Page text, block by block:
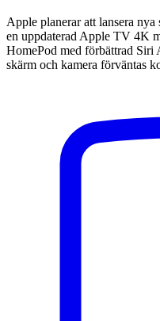
Apple planerar att lansera
en uppdaterad Apple TV 4K
HomePod med förbättrad Siri
skärm och kamera förväntas